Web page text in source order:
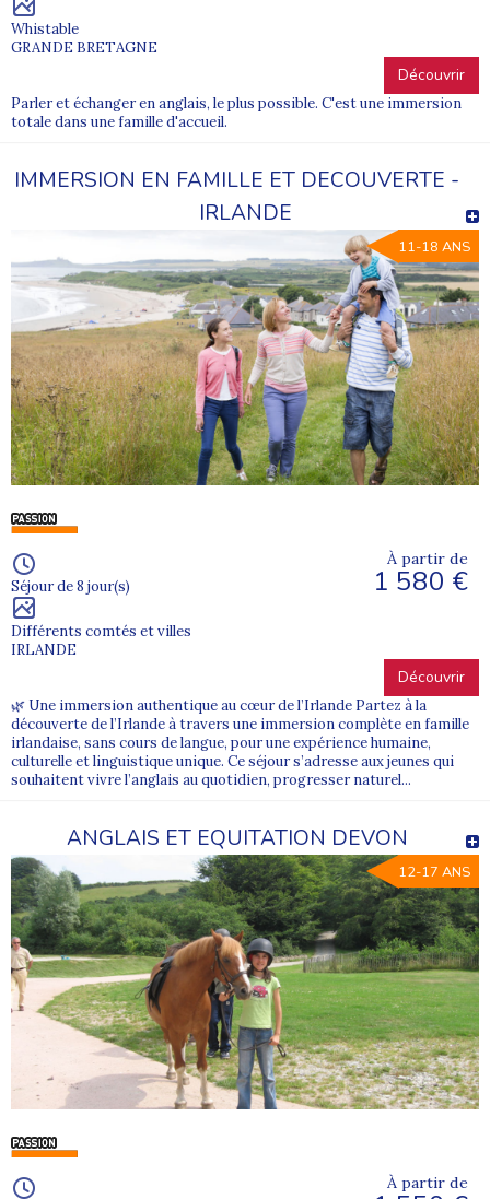
Whistable
GRANDE BRETAGNE
Découvrir
Parler et échanger en anglais, le plus possible. C'est une immersion
totale dans une famille d'accueil.
IMMERSION EN FAMILLE ET DECOUVERTE -
IRLANDE
11-18 ANS
Séjour de 8 jour(s)
Différents comtés et villes
IRLANDE
À partir de
1 580 €
Découvrir
🌿 Une immersion authentique au cœur de l’Irlande Partez à la
découverte de l’Irlande à travers une immersion complète en famille
irlandaise, sans cours de langue, pour une expérience humaine,
culturelle et linguistique unique. Ce séjour s’adresse aux jeunes qui
souhaitent vivre l’anglais au quotidien, progresser naturel...
ANGLAIS ET EQUITATION DEVON
12-17 ANS
À partir de